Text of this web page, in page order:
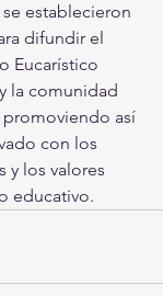
establecieron
difundir el
Eucarístico
la comunidad
así
con los
y los valores
educativo.